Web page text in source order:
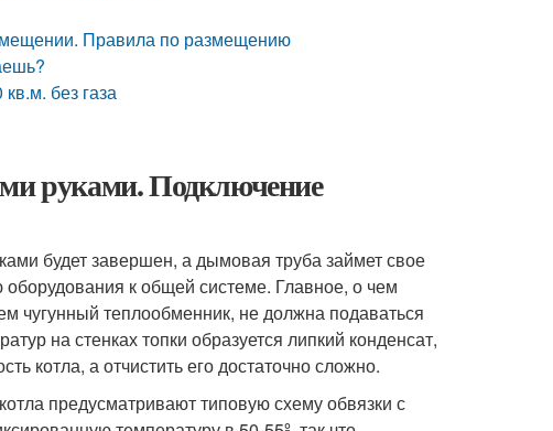
Правила по размещению
без газа
руками. Подключение
будет завершен, а дымовая труба займет свое
к общей системе. Главное, о чем
чугунный теплообменник, не должна подаваться
на стенках топки образуется липкий конденсат,
котла, а отчистить его достаточно сложно.
предусматривают типовую схему обвязки с